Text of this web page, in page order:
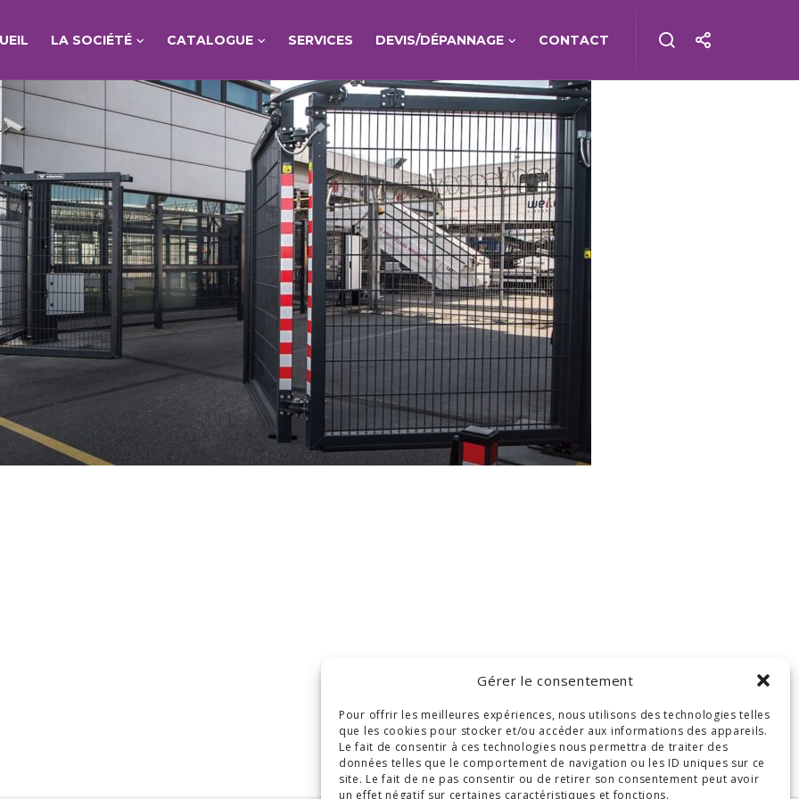
Gérer le consentement
Pour offrir les meilleures expériences, nous utilisons des technologies telles
que les cookies pour stocker et/ou accéder aux informations des appareils.
Le fait de consentir à ces technologies nous permettra de traiter des
données telles que le comportement de navigation ou les ID uniques sur ce
site. Le fait de ne pas consentir ou de retirer son consentement peut avoir
un effet négatif sur certaines caractéristiques et fonctions.
LA SOCIÉTÉ CATALOGUE SERVICES DEVIS/DÉPANNAGE CONTACT